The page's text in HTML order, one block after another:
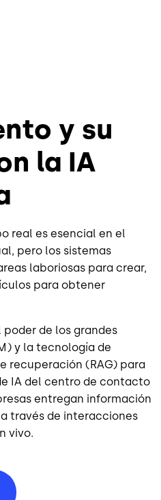
y su
la IA
real es esencial en el
pero los sistemas
laboriosas para crear,
para obtener
de los grandes
y la tecnología de
recuperación (RAG) para
IA del centro de contacto
entregan información
través de interacciones
vivo.